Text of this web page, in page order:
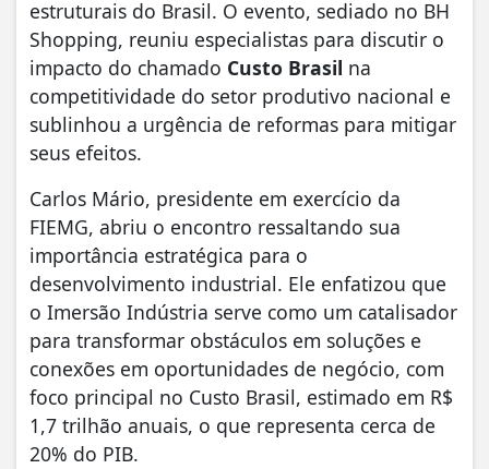
estruturais do Brasil. O evento, sediado no BH
Shopping, reuniu especialistas para discutir o
impacto do chamado Custo Brasil na
competitividade do setor produtivo nacional e
sublinhou a urgência de reformas para mitigar
seus efeitos.
Carlos Mário, presidente em exercício da
FIEMG, abriu o encontro ressaltando sua
importância estratégica para o
desenvolvimento industrial. Ele enfatizou que
o Imersão Indústria serve como um catalisador
para transformar obstáculos em soluções e
conexões em oportunidades de negócio, com
foco principal no Custo Brasil, estimado em R$
1,7 trilhão anuais, o que representa cerca de
20% do PIB.